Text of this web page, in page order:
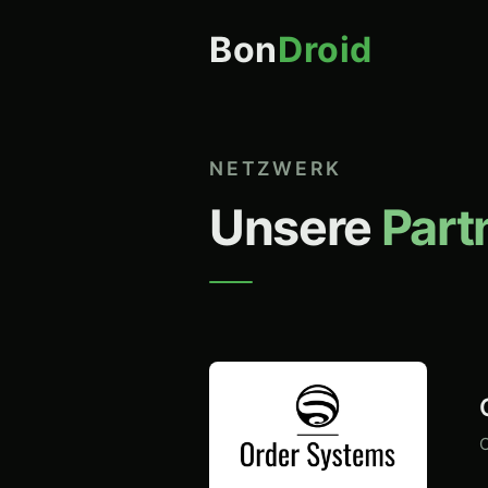
BonDroid
NETZWERK
Unsere